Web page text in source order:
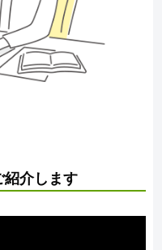
紹介します